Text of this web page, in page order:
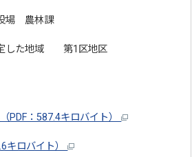
場 農林課
定した地域 第1区地区
PDF：587.4キロバイト）
キロバイト）